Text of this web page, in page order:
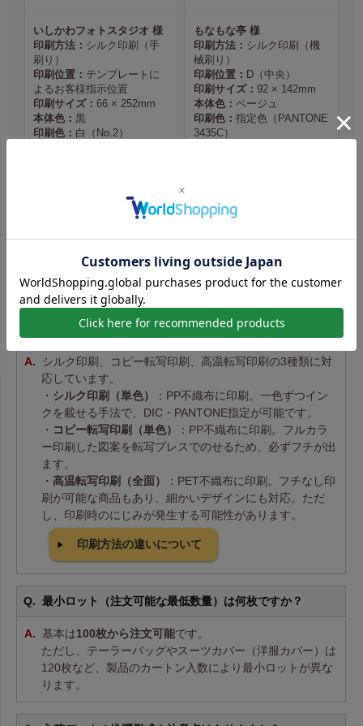
いしかわフォトスタジオ 様
印刷方法： シルク印刷（手
刷り）
印刷位置： テンプレートに
よるお客様指示位置
印刷サイズ： 66 × 252mm
本体色： 黒
印刷色： 白（No.2）
もなもな亭 様
印刷方法： シルク印刷（機
械刷り）
印刷位置： D（中央）
印刷サイズ： 92 × 142mm
本体色： ベージュ
印刷色： 指定色（PANTONE
3435C）
名入れ印刷 よくあるご質問
どの印刷方法に対応していますか？
シルク印刷、コピー転写印刷、高温転写印刷の3種類に対
応しています。
・ シルク印刷（単色）
：PP不織布に印刷。一色ずつイン
クを載せる手法で、DIC・PANTONE指定が可能です。
・ コピー転写印刷（単色）
：PP不織布に印刷。フルカラ
ー印刷した図案を転写プレスでのせるため、必ずフチが出
ます。
・ 高温転写印刷（全面）
：PET不織布に印刷。フチなし印
刷が可能な商品もあり、細かいデザインにも対応。ただ
し、印刷時のにじみが発生する可能性があります。
印刷方法の違いについて
最小ロット（注文可能な最低数量）は何枚ですか？
基本は100枚から注文可能です。
ただし、テーラーバッグやスーツカバー（洋服カバー）は
120枚など、製品のカートン入数により最小ロットが異な
ります。